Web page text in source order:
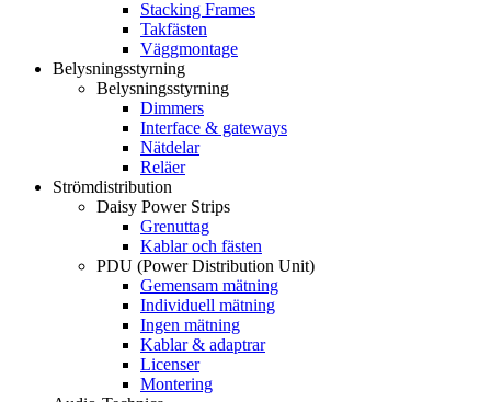
Stacking Frames
Takfästen
Väggmontage
Belysningsstyrning
Belysningsstyrning
Dimmers
Interface & gateways
Nätdelar
Reläer
Strömdistribution
Daisy Power Strips
Grenuttag
Kablar och fästen
PDU (Power Distribution Unit)
Gemensam mätning
Individuell mätning
Ingen mätning
Kablar & adaptrar
Licenser
Montering